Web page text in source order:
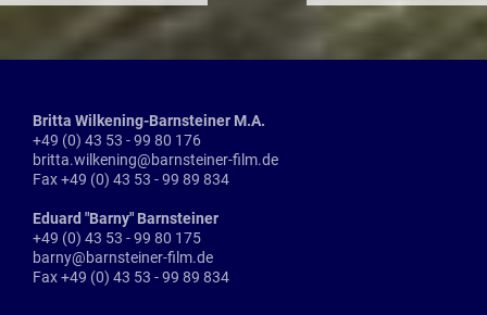
Britta Wilkening-Barnsteiner M.A.
+49 (0) 43 53 - 99 80 176
britta.wilkening@barnsteiner-film.de
Fax +49 (0) 43 53 - 99 89 834
Eduard "Barny" Barnsteiner
+49 (0) 43 53 - 99 80 175
barny@barnsteiner-film.de
Fax +49 (0) 43 53 - 99 89 834